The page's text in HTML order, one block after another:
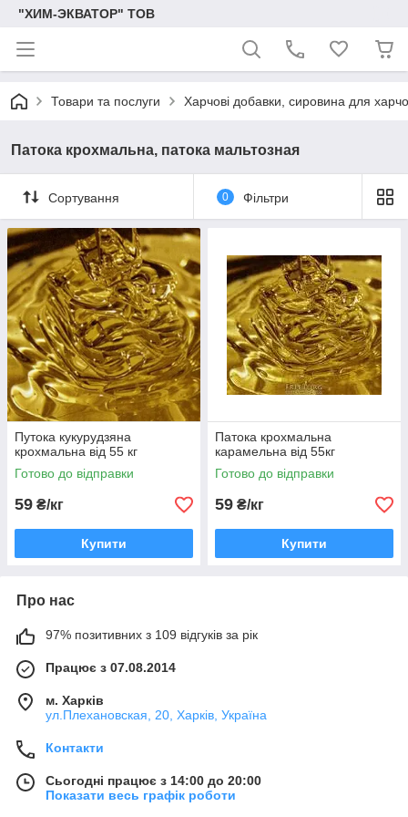
"ХИМ-ЭКВАТОР" ТОВ
Товари та послуги Харчові добавки, сировина для
Патока крохмальна, патока мальтозная
Сортування 0 Фільтри
Путока кукурудзяна
крохмальна від 55 кг
Готово до відправки
59 ₴/кг
Купити
Патока крохмальна
карамельна від 55кг
Готово до відправки
59 ₴/кг
Купити
Про нас
97% позитивних з 109 відгуків за рік
Працює з 07.08.2014
м. Харків
ул.Плехановская, 20, Харків, Україна
Контакти
Сьогодні працює з 14:00 до 20:00
Показати весь графік роботи